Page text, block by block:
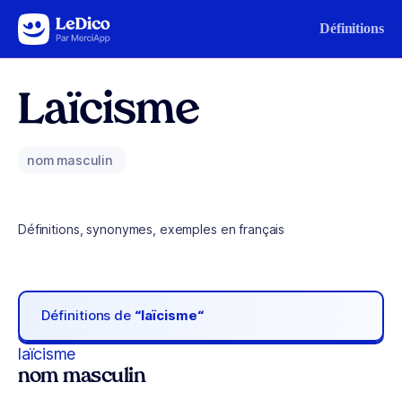
Aller au contenu Définitions
Laïcisme
nom masculin
Définitions, synonymes, exemples en français
Définitions de “laïcisme“
laïcisme
nom masculin